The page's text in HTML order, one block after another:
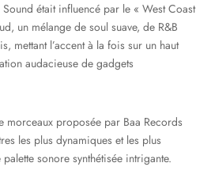
était influencé par le « West Coast
un mélange de soul suave, de R&B
mettant l’accent à la fois sur un haut
audacieuse de gadgets
morceaux proposée par Baa Records
les plus dynamiques et les plus
sonore synthétisée intrigante.